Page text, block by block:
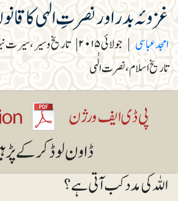
غزوئہ بدر اور نصرتِ الٰہی کا
امجد عباسی | جولائی ۲۰۱۵ | تاریخ و سیر، سیرت
تاریخ اسلام، نصرت الٰہی
اللہ کی مدد کب آتی ہے؟